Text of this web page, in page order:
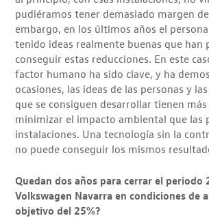
pudiéramos tener demasiado margen
embargo, en los últimos años el
tenido ideas realmente buenas que han
conseguir estas reducciones. En este
factor humano ha sido clave, y ha
ocasiones, las ideas de las personas y
que se consiguen desarrollar tienen
minimizar el impacto ambiental que las
instalaciones. Una tecnología sin la
no puede conseguir los mismos
Quedan dos años para cerrar el periodo
Volkswagen Navarra en condiciones de
objetivo del 25%?